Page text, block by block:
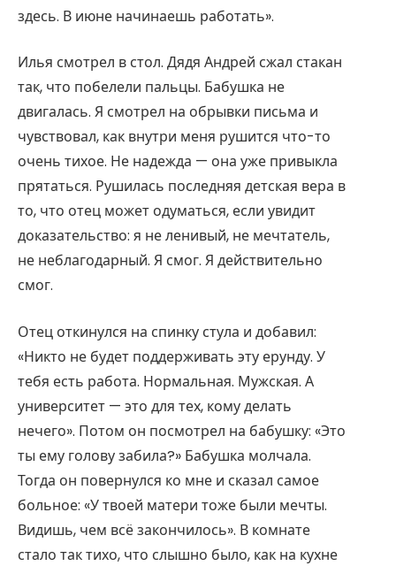
здесь. В июне начинаешь работать».
Илья смотрел в стол. Дядя Андрей сжал стакан
так, что побелели пальцы. Бабушка не
двигалась. Я смотрел на обрывки письма и
чувствовал, как внутри меня рушится что-то
очень тихое. Не надежда — она уже привыкла
прятаться. Рушилась последняя детская вера в
то, что отец может одуматься, если увидит
доказательство: я не ленивый, не мечтатель,
не неблагодарный. Я смог. Я действительно
смог.
Отец откинулся на спинку стула и добавил:
«Никто не будет поддерживать эту ерунду. У
тебя есть работа. Нормальная. Мужская. А
университет — это для тех, кому делать
нечего». Потом он посмотрел на бабушку: «Это
ты ему голову забила?» Бабушка молчала.
Тогда он повернулся ко мне и сказал самое
больное: «У твоей матери тоже были мечты.
Видишь, чем всё закончилось». В комнате
стало так тихо, что слышно было, как на кухне